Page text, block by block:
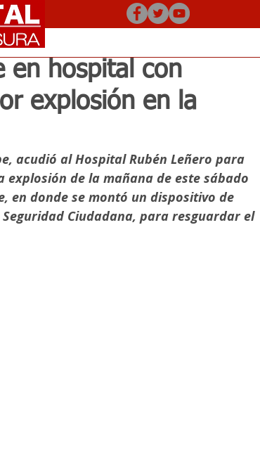
en hospital con
explosión en la
acudió al Hospital Rubén Leñero para
de la mañana de este sábado
en donde se montó un dispositivo de
Ciudadana, para resguardar el